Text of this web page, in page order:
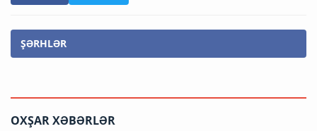
ŞƏRHLƏR
OXŞAR XƏBƏRLƏR